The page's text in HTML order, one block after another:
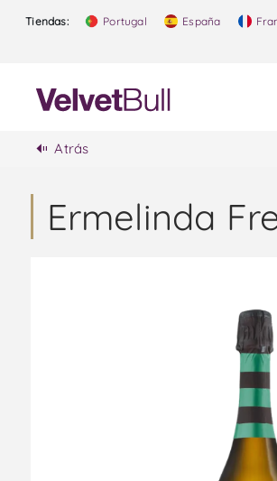
Tiendas: Portugal España
Atrás
Ermelinda